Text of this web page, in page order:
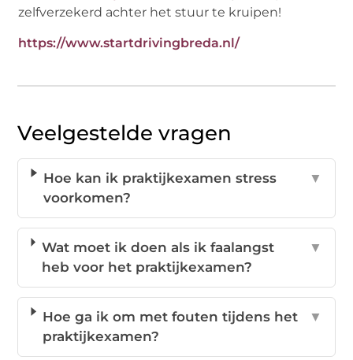
zelfverzekerd achter het stuur te kruipen!
https://www.startdrivingbreda.nl/
Veelgestelde vragen
Hoe kan ik praktijkexamen stress
voorkomen?
▼
Wat moet ik doen als ik faalangst
heb voor het praktijkexamen?
▼
Hoe ga ik om met fouten tijdens het
praktijkexamen?
▼